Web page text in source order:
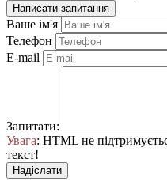
Написати запитання
Ваше ім'я
Телефон
E-mail
Запитати:
Увага: HTML не
текст!
Надіслати